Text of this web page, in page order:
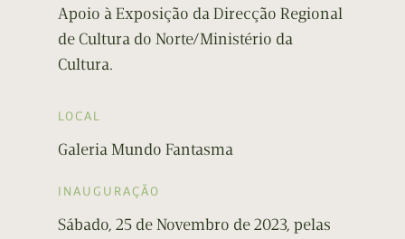
Apoio à Exposição da Direcção Regional
de Cultura do Norte/Ministério da
Cultura.
LOCAL
Galeria Mundo Fantasma
INAUGURAÇÃO
Sábado, 25 de Novembro de 2023, pelas